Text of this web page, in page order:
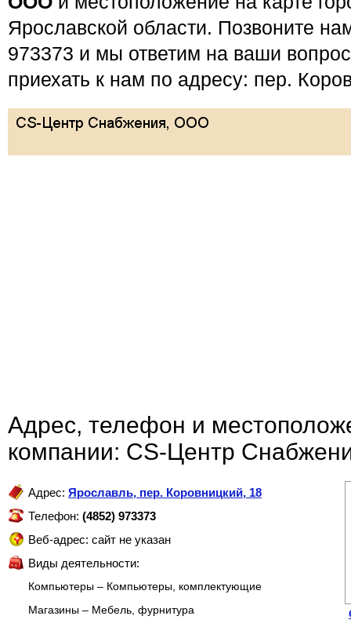
Ярославской области. Позвоните
973373 и мы ответим на ваши
приехать к нам по адресу: пер.
Адрес, телефон и
компании: CS-Центр
Адрес: Ярославль, пер. Коровницкий, 18
Телефон: (4852) 973373
Веб-адрес: сайт не указан
Виды деятельности:
Компьютеры – Компьютеры, комплектующие
Магазины – Мебель, фурнитура